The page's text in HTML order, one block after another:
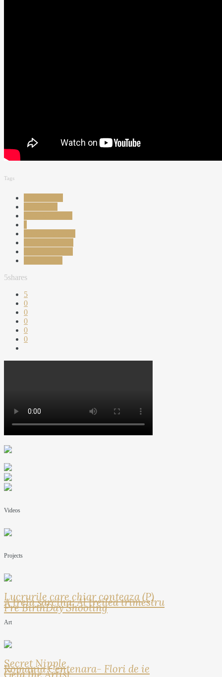
Tags
5shares
5
0
0
0
0
0
Videos
Projects
Lucrurile care chiar conteaza (P)
A treia sarcina: Al treilea trimestru
Pre BirthDay Shooting
Art
Secret Nipple
Romania Centenara- Flori de ie
Geta the Artist